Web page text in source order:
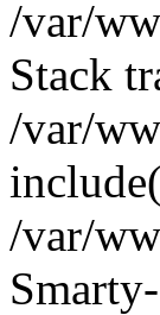
/var/
Stack
/var/
/var/